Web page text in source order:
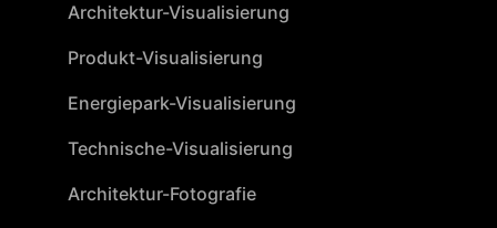
Architektur-Visualisierung
Produkt-Visualisierung
Energiepark-Visualisierung
Technische-Visualisierung
Architektur-Fotografie